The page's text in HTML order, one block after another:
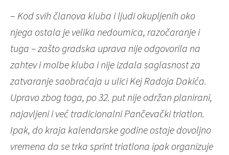
– Kod svih članova kluba i ljudi okupljenih oko
njega ostala je velika nedoumica, razočaranje i
tuga – zašto gradska uprava nije odgovorila na
zahtev i molbe kluba i nije izdala saglasnost za
zatvaranje saobraćaja u ulici Kej Radoja Dakića.
Upravo zbog toga, po 32. put nije održan planirani,
najavljeni i već tradicionalni Pančevački triatlon.
Ipak, do kraja kalendarske godine ostaje dovoljno
vremena da se trka sprint triatlona ipak organizuje